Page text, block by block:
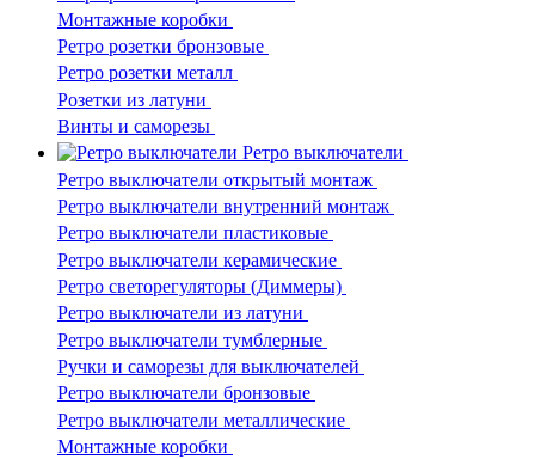
Монтажные коробки
Ретро розетки бронзовые
Ретро розетки металл
Розетки из латуни
Винты и саморезы
Ретро выключатели
Ретро выключатели открытый монтаж
Ретро выключатели внутренний монтаж
Ретро выключатели пластиковые
Ретро выключатели керамические
Ретро светорегуляторы (Диммеры)
Ретро выключатели из латуни
Ретро выключатели тумблерные
Ручки и саморезы для выключателей
Ретро выключатели бронзовые
Ретро выключатели металлические
Монтажные коробки